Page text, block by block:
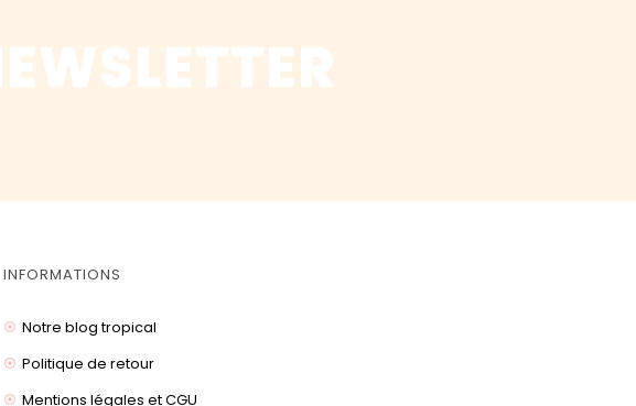
INFORMATIONS
Notre blog tropical
Politique de retour
Mentions légales et CGU